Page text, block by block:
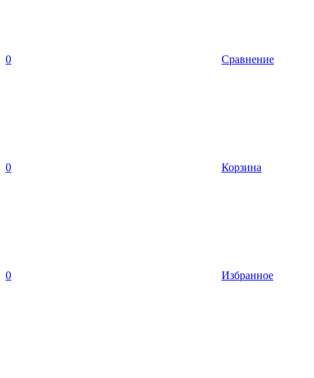
0 Сравнение
0 Корзина
0 Избранное